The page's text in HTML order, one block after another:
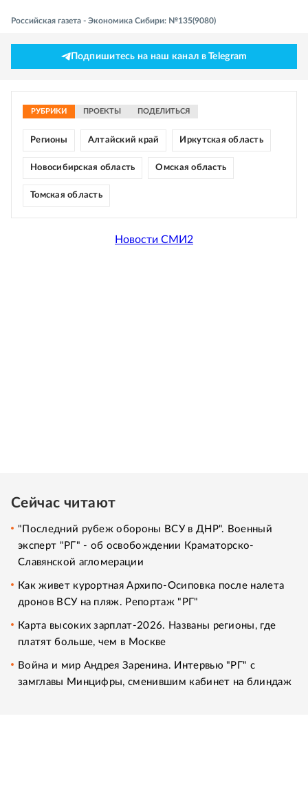
Российская газета - Экономика Сибири: №135(9080)
Подпишитесь на наш канал в Telegram
РУБРИКИ ПРОЕКТЫ ПОДЕЛИТЬСЯ
Регионы Алтайский край Иркутская область
Новосибирская область Омская область
Томская область
Новости СМИ2
Сейчас читают
"Последний рубеж обороны ВСУ в ДНР". Военный
эксперт "РГ" - об освобождении Краматорско-
Славянской агломерации
Как живет курортная Архипо-Осиповка после налета
дронов ВСУ на пляж. Репортаж "РГ"
Карта высоких зарплат-2026. Названы регионы, где
платят больше, чем в Москве
Война и мир Андрея Заренина. Интервью "РГ" с
замглавы Минцифры, сменившим кабинет на блиндаж